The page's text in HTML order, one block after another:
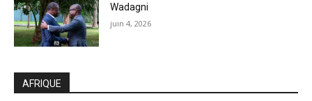
Wadagni
juin 4, 2026
AFRIQUE